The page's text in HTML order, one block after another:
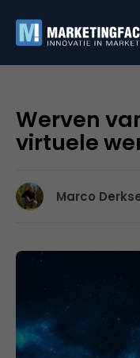
Werven
virtuele
Marco